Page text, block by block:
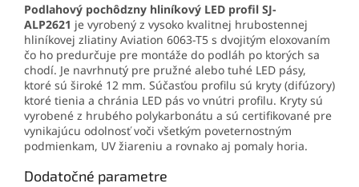
Podlahový pochôdzny hliníkový LED profil SJ-
ALP2621 je vyrobený z vysoko kvalitnej hrubostennej
hliníkovej zliatiny Aviation 6063-T5 s dvojitým eloxovaním
čo ho predurčuje pre montáže do podláh po ktorých sa
chodí. Je navrhnutý pre pružné alebo tuhé LED pásy,
ktoré sú široké 12 mm. Súčasťou profilu sú kryty (difúzory)
ktoré tienia a chránia LED pás vo vnútri profilu. Kryty sú
vyrobené z hrubého polykarbonátu a sú certifikované pre
vynikajúcu odolnosť voči všetkým poveternostným
podmienkam, UV žiareniu a rovnako aj pomaly horia.
Dodatočné parametre